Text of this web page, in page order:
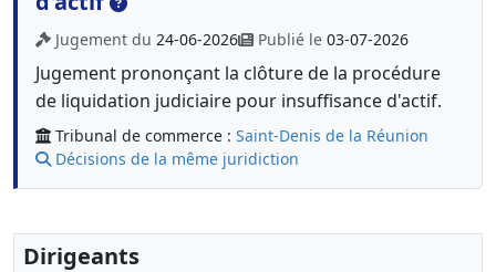
Jugement du 24-06-2026 Publié le 03-07-2026
Jugement prononçant la clôture de la procédure
de liquidation judiciaire pour insuffisance d'actif.
Tribunal de commerce : Saint-Denis de la Réunion
Décisions de la même juridiction
Dirigeants